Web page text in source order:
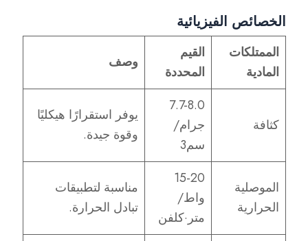
الخصائص الفيزيائية
الممتلكات
المادية
القيم
المحددة
وصف
كثافة
7.7-8.0
جرام/
سم3
يوفر استقرارًا هيكليًا
وقوة جيدة.
الموصلية
الحرارية
15-20
واط/
متر·كلفن
مناسبة لتطبيقات
تبادل الحرارة.